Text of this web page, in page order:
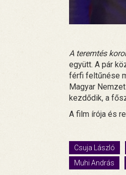
A teremtés
együtt. A pár
férfi feltűnése
Magyar
kezdődik, a
A film írója és
Csuja László
Muhi András